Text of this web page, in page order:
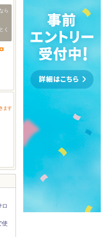
ら
く
ます
ロ
使